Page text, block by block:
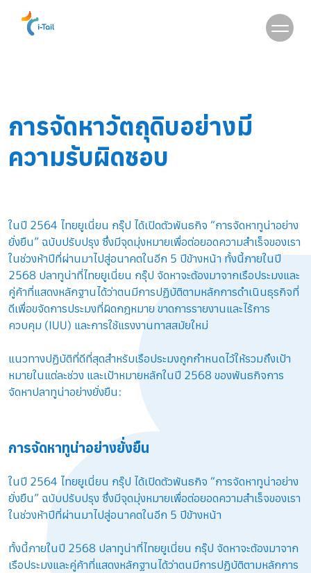
การจัดหาวัตถุดิบอย่างมี
ความรับผิดชอบ
ในปี 2564 ไทยยูเนี่ยน กรุ๊ป ได้เปิดตัวพันธกิจ “การจัดหาทูน่าอย่าง
ยั่งยืน” ฉบับปรับปรุง ซึ่งมีจุดมุ่งหมายเพื่อต่อยอดความสำเร็จของเรา
ในช่วงห้าปีที่ผ่านมาไปสู่อนาคตในอีก 5 ปีข้างหน้า ทั้งนี้ภายในปี
2568 ปลาทูน่าที่ไทยยูเนี่ยน กรุ๊ป จัดหาจะต้องมาจากเรือประมงและ
คู่ค้าที่แสดงหลักฐานได้ว่าตนมีการปฏิบัติตามหลักการดำเนินธุรกิจที่
ดีเพื่อขจัดการประมงที่ผิดกฎหมาย ขาดการรายงานและไร้การ
ควบคุม (IUU) และการใช้แรงงานทาสสมัยใหม่
แนวทางปฏิบัติที่ดีที่สุดสําหรับเรือประมงถูกกําหนดไว้ให้รวมถึงเป้า
หมายในแต่ละช่วง และเป้าหมายหลักในปี 2568 ของพันธกิจการ
จัดหาปลาทูน่าอย่างยั่งยืน:
การจัดหาทูน่าอย่างยั่งยืน
ในปี 2564 ไทยยูเนี่ยน กรุ๊ป ได้เปิดตัวพันธกิจ “การจัดหาทูน่าอย่าง
ยั่งยืน”ฉบับปรับปรุง ซึ่งมีจุดมุ่งหมายเพื่อต่อยอดความสำเร็จของเรา
ในช่วงห้าปีที่ผ่านมาไปสู่อนาคตในอีก 5 ปีข้างหน้า
ทั้งนี้ภายในปี 2568 ปลาทูน่าที่ไทยยูเนี่ยน กรุ๊ป จัดหาจะต้องมาจาก
เรือประมงและคู่ค้าที่แสดงหลักฐานได้ว่าตนมีการปฏิบัติตามหลักการ